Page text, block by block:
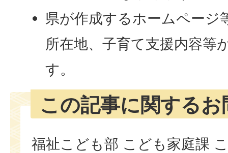
県が作成するホームページ
所在地、子育て支援内容等
す。
この記事に関する
福祉こども部 こども家庭課